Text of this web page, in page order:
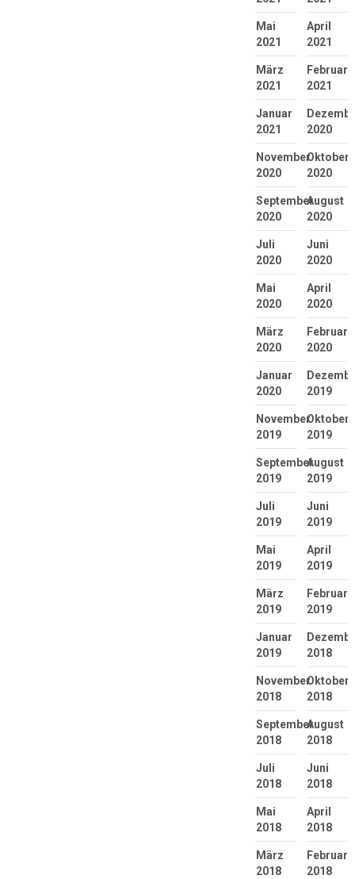
Mai
2021
April
2021
März
2021
Februar
2021
Januar
2021
2020
November
2020
Oktober
2020
September
2020
August
2020
Juli
2020
Juni
2020
Mai
2020
April
2020
März
2020
Februar
2020
Januar
2020
2019
November
2019
Oktober
2019
September
2019
August
2019
Juli
2019
Juni
2019
Mai
2019
April
2019
März
2019
Februar
2019
Januar
2019
2018
November
2018
Oktober
2018
September
2018
August
2018
Juli
2018
Juni
2018
Mai
2018
April
2018
März
2018
Februar
2018